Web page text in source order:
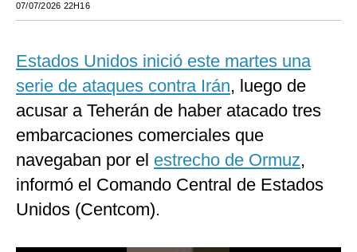
México
España
Internacional
Tecnología
Mix
G de Gestión
Notas Contratadas
07/07/2026 22H16
Estados Unidos inició este martes una
serie de ataques contra Irán, luego de
acusar a Teherán de haber atacado tres
embarcaciones comerciales que
navegaban por el estrecho de Ormuz,
informó el Comando Central de Estados
Unidos (Centcom).